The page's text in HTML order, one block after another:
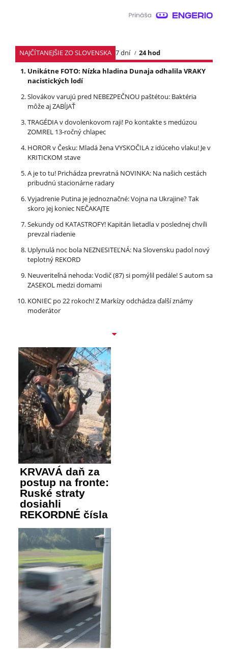
NAJČÍTANEJŠIE ZO SLOVENSKA 7 dní
24 hod
Unikátne FOTO: Nízka hladina Dunaja odhalila VRAKY
nacistických lodí
Slovákov varujú pred NEBEZPEČNOU paštétou: Baktéria
môže aj ZABÍJAŤ
TRAGÉDIA v dovolenkovom raji! Po kontakte s medúzou
ZOMREL 13-ročný chlapec
HOROR v Česku: Mladá žena VYSKOČILA z idúceho vlaku! Je v
KRITICKOM stave
A je to tu! Prichádza prevratná NOVINKA: Na našich cestách
pribudnú stacionárne radary
Vyjadrenie Putina je jednoznačné: Vojna na Ukrajine? Tak
skoro jej koniec NEČAKAJTE
Sekundy od KATASTROFY! Kapitán lietadla v poslednej chvíli
prevzal riadenie
Uplynulá noc bola NEZNESITEĽNÁ: Na Slovensku padol nový
teplotný REKORD
Neuveriteľná nehoda: Vodič (87) si pomýlil pedále! S autom sa
ZASEKOL medzi domami
KONIEC po 22 rokoch! Z Markízy odchádza ďalší známy
moderátor
KRVAVÁ daň za
postup na fronte:
Ruské straty
dosiahli
REKORDNÉ čísla